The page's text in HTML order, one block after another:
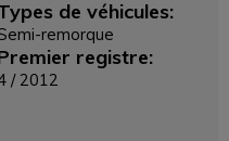
de véhicules:
remorque
registre:
/ 2012